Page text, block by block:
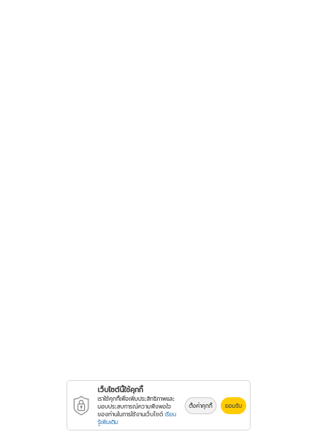
เว็บไซต์นี้ใช้คุกกี้
เราใช้คุกกี้เพื่อเพิ่มประสิทธิภาพและ
มอบประสบการณ์ความพึงพอใจ
ของท่านในการใช้งานเว็บไซต์ เรียน
รู้เพิ่มเติม
ตั้งค่าคุกกี้ ยอมรับ